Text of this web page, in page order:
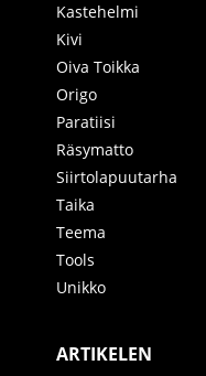
Kastehelmi
Kivi
Oiva Toikka
Origo
Paratiisi
Räsymatto
Siirtolapuutarha
Taika
Teema
Tools
Unikko
ARTIKELEN